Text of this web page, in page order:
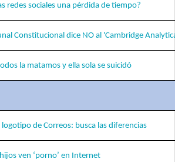
redes sociales una pérdida de tiempo?
Constitucional dice NO al 'Cambridge
la matamos y ella sola se suicidó
de Correos: busca las diferencias
ven ‘porno’ en Internet